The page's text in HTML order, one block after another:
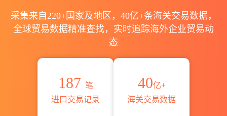
采集来自220+国家及地区，40亿+条海关交易数据，
全球贸易数据精准查找，实时追踪海外企业贸易动
态
187 笔
进口交易记录
40亿+
海关交易数据